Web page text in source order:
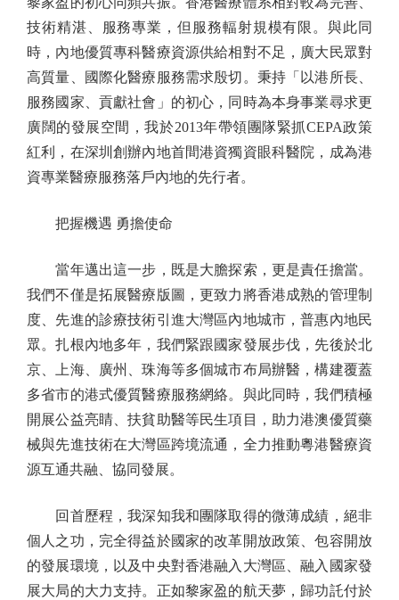
技術精湛、服務專業，但服務輻射規模有限。與此同
時，內地優質專科醫療資源供給相對不足，廣大民眾對
高質量、國際化醫療服務需求殷切。秉持「以港所長、
服務國家、貢獻社會」的初心，同時為本身事業尋求更
廣闊的發展空間，我於2013年帶領團隊緊抓CEPA政策
紅利，在深圳創辦內地首間港資獨資眼科醫院，成為港
資專業醫療服務落戶內地的先行者。
把握機遇 勇擔使命
當年邁出這一步，既是大膽探索，更是責任擔當。
我們不僅是拓展醫療版圖，更致力將香港成熟的管理制
度、先進的診療技術引進大灣區內地城市，普惠內地民
眾。扎根內地多年，我們緊跟國家發展步伐，先後於北
京、上海、廣州、珠海等多個城市布局辦醫，構建覆蓋
多省市的港式優質醫療服務網絡。與此同時，我們積極
開展公益亮睛、扶貧助醫等民生項目，助力港澳優質藥
械與先進技術在大灣區跨境流通，全力推動粵港醫療資
源互通共融、協同發展。
回首歷程，我深知我和團隊取得的微薄成績，絕非
個人之功，完全得益於國家的改革開放政策、包容開放
的發展環境，以及中央對香港融入大灣區、融入國家發
展大局的大力支持。正如黎家盈的航天夢，歸功託付於